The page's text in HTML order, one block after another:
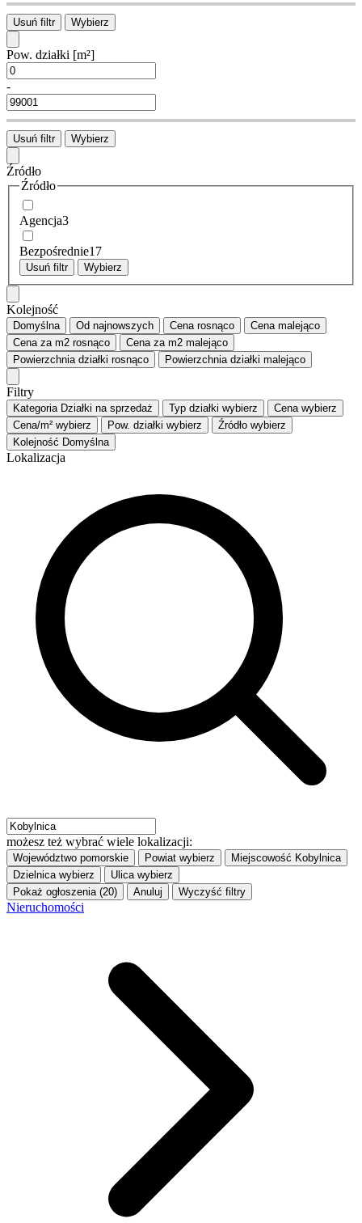
Usuń filtr Wybierz
Pow. działki [m²]
-
Usuń filtr Wybierz
Źródło
Źródło
Agencja3
Bezpośrednie17
Usuń filtr Wybierz
Kolejność
Domyślna Od najnowszych Cenarosnąco Cenamalejąco
Cena za m2 rosnąco Cena za m2 malejąco
Powierzchnia działki rosnąco Powierzchnia działki malejąco
Filtry
Kategoria Działki na sprzedaż Typ działki wybierz Cena wybierz
Cena/m² wybierz Pow. działki wybierz Źródło wybierz
Kolejność Domyślna
Lokalizacja
możesz też wybrać wiele lokalizacji:
Województwo pomorskie Powiat wybierz Miejscowość Kobylnica
Dzielnica wybierz Ulica wybierz
Pokaż ogłoszenia (20)
Anuluj Wyczyść filtry
Nieruchomości